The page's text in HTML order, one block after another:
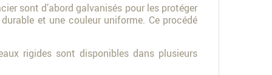
sont d’abord galvanisés pour les protéger
et une couleur uniforme. Ce procédé
rigides sont disponibles dans plusieurs